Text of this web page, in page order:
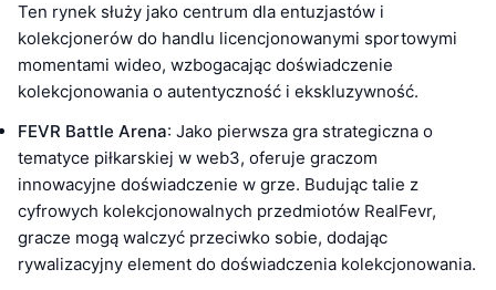
Ten rynek służy jako centrum dla entuzjastów i
kolekcjonerów do handlu licencjonowanymi sportowymi
momentami wideo, wzbogacając doświadczenie
kolekcjonowania o autentyczność i ekskluzywność.
FEVR Battle Arena: Jako pierwsza gra strategiczna o
tematyce piłkarskiej w web3, oferuje graczom
innowacyjne doświadczenie w grze. Budując talie z
cyfrowych kolekcjonowalnych przedmiotów RealFevr,
gracze mogą walczyć przeciwko sobie, dodając
rywalizacyjny element do doświadczenia kolekcjonowania.